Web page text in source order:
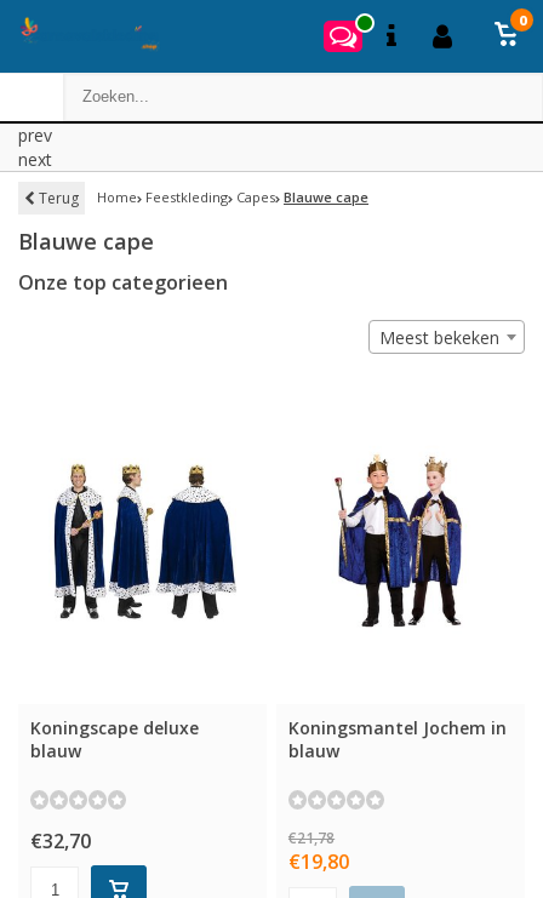
0
prev
next
Terug Home Feestkleding Capes Blauwe cape
Blauwe cape
Onze top categorieen
Meest bekeken
Koningscape deluxe
blauw
€32,70
Koningsmantel Jochem in
blauw
€21,78
€19,80